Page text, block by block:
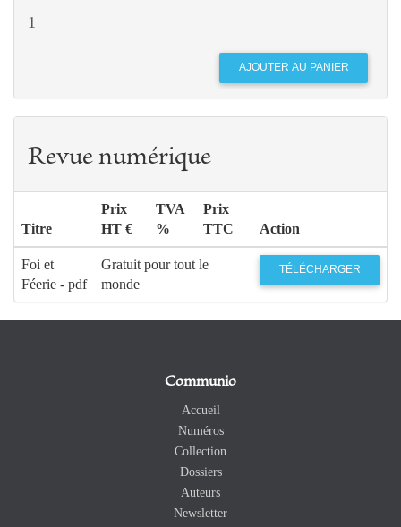
Revue numérique
Titre
Prix
HT €
TVA
%
Prix
TTC
Action
Foi et
Féerie - pdf
Gratuit pour tout le
monde
TÉLÉCHARGER
Communio
Accueil
Numéros
Collection
Dossiers
Auteurs
Newsletter